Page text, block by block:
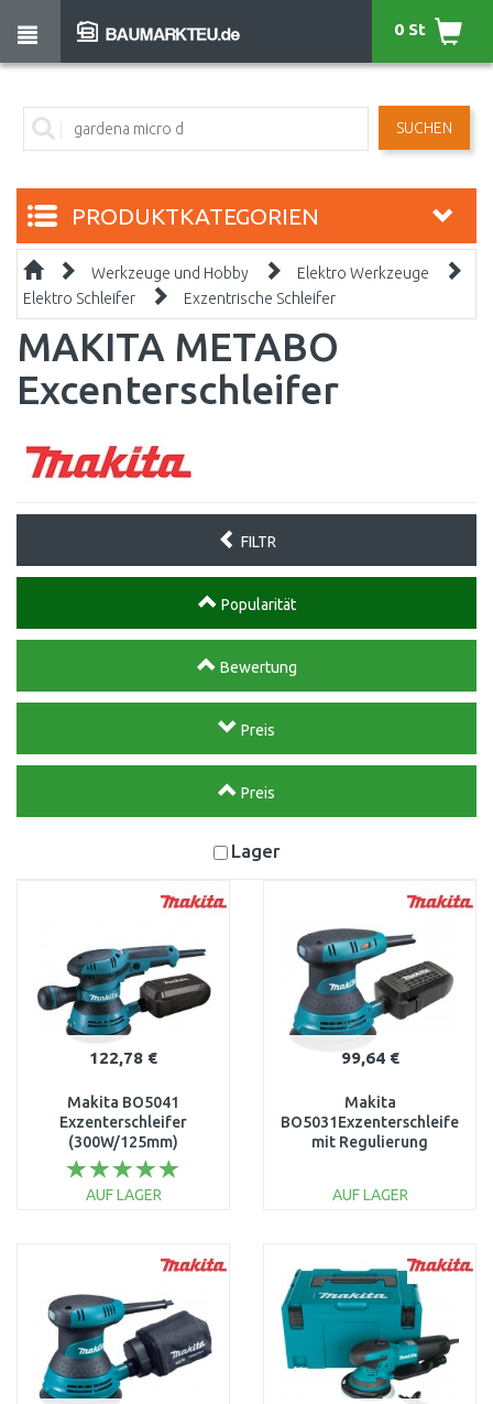
SUCHEN
0 St
PRODUKTKATEGORIEN
Werkzeuge und Hobby
Elektro Werkzeuge
Elektro Schleifer
Exzentrische Schleifer
MAKITA METABO
Excenterschleifer
FILTR
Popularität
Bewertung
Preis
Preis
Lager
122,78 €
Makita BO5041
Exzenterschleifer
(300W/125mm)
AUF LAGER
99,64 €
Makita
BO5031Exzenterschleifer
mit Regulierung
AUF LAGER
Vergleichen